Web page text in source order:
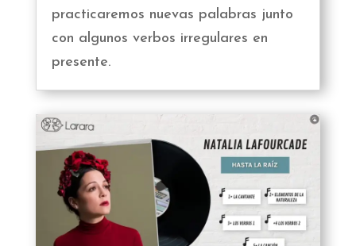
practicaremos nuevas palabras junto
con algunos verbos irregulares en
presente.